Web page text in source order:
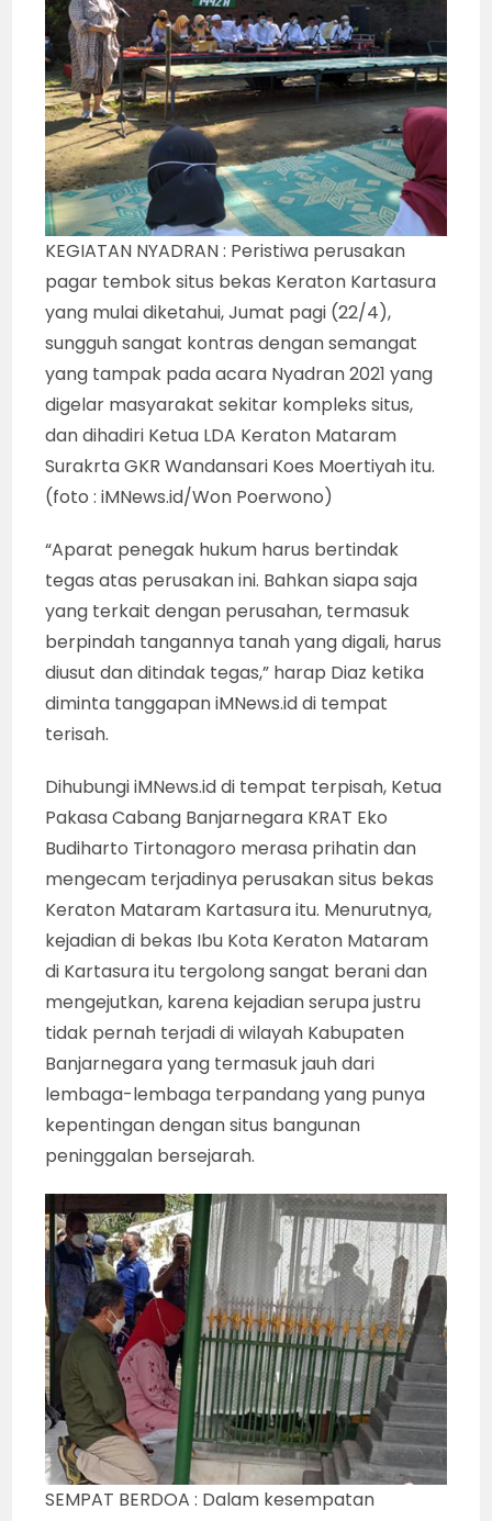
KEGIATAN NYADRAN : Peristiwa perusakan
pagar tembok situs bekas Keraton Kartasura
yang mulai diketahui, Jumat pagi (22/4),
sungguh sangat kontras dengan semangat
yang tampak pada acara Nyadran 2021 yang
digelar masyarakat sekitar kompleks situs,
dan dihadiri Ketua LDA Keraton Mataram
Surakrta GKR Wandansari Koes Moertiyah itu.
(foto : iMNews.id/Won Poerwono)
“Aparat penegak hukum harus bertindak
tegas atas perusakan ini. Bahkan siapa saja
yang terkait dengan perusahan, termasuk
berpindah tangannya tanah yang digali, harus
diusut dan ditindak tegas,” harap Diaz ketika
diminta tanggapan iMNews.id di tempat
terisah.
Dihubungi iMNews.id di tempat terpisah, Ketua
Pakasa Cabang Banjarnegara KRAT Eko
Budiharto Tirtonagoro merasa prihatin dan
mengecam terjadinya perusakan situs bekas
Keraton Mataram Kartasura itu. Menurutnya,
kejadian di bekas Ibu Kota Keraton Mataram
di Kartasura itu tergolong sangat berani dan
mengejutkan, karena kejadian serupa justru
tidak pernah terjadi di wilayah Kabupaten
Banjarnegara yang termasuk jauh dari
lembaga-lembaga terpandang yang punya
kepentingan dengan situs bangunan
peninggalan bersejarah.
SEMPAT BERDOA : Dalam kesempatan